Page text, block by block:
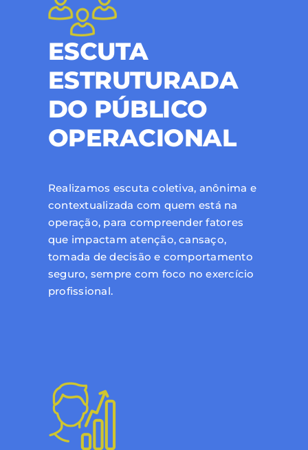
ESCUTA
ESTRUTURADA
DO PÚBLICO
OPERACIONAL
Realizamos escuta coletiva, anônima e
contextualizada com quem está na
operação, para compreender fatores
que impactam atenção, cansaço,
tomada de decisão e comportamento
seguro, sempre com foco no exercício
profissional.